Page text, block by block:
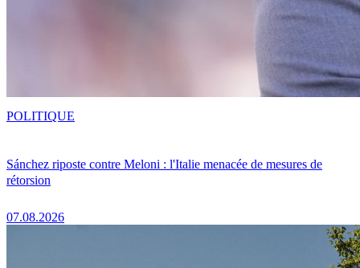
Sánchez riposte contre Meloni : l'Italie menacée de mesures de
rétorsion
07.08.2026
POLITIQUE